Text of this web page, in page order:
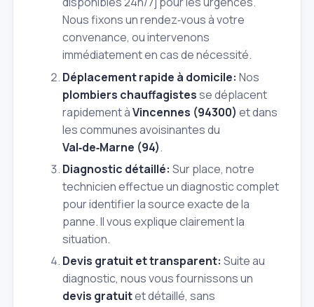
Nous fixons un rendez‑vous à votre
convenance, ou intervenons
immédiatement en cas de nécessité.
Déplacement rapide à domicile: Nos
plombiers chauffagistesse déplacent
rapidement àVincennes (94300) et dans
les communes avoisinantes du
Val‑de‑Marne (94).
Diagnostic détaillé: Sur place, notre
technicien effectue un diagnostic complet
pour identifier la source exacte de la
panne. Il vous explique clairement la
situation.
Devis gratuit et transparent: Suite au
diagnostic, nous vous fournissons un
devis gratuitet détaillé, sans